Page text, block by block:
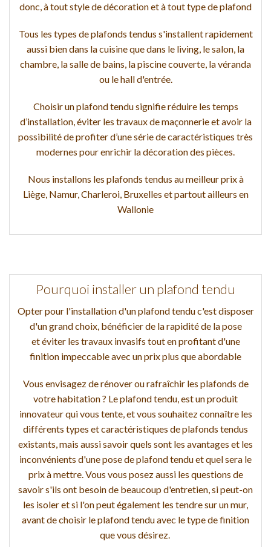
donc, à tout style de décoration et à tout type de plafond
Tous les types de plafonds tendus s'installent rapidement
aussi bien dans la cuisine que dans le living, le salon, la
chambre, la salle de bains, la piscine couverte, la véranda
ou le hall d'entrée.
Choisir un plafond tendu signifie réduire les temps
d’installation, éviter les travaux de maçonnerie et avoir la
possibilité de profiter d’une série de caractéristiques très
modernes pour enrichir la décoration des pièces.
Nous installons les plafonds tendus au meilleur prix à
Liège, Namur, Charleroi, Bruxelles et partout ailleurs en
Wallonie
Pourquoi installer un plafond tendu
Opter pour l'installation d'un plafond tendu c'est disposer
d'un grand choix, bénéficier de la rapidité de la pose
et éviter les travaux invasifs tout en profitant d'une
finition impeccable avec un prix plus que abordable
Vous envisagez de rénover ou rafraîchir les plafonds de
votre habitation ? Le plafond tendu, est un produit
innovateur qui vous tente, et vous souhaitez connaître les
différents types et caractéristiques de plafonds tendus
existants, mais aussi savoir quels sont les avantages et les
inconvénients d'une pose de plafond tendu et quel sera le
prix à mettre. Vous vous posez aussi les questions de
savoir s'ils ont besoin de beaucoup d'entretien, si peut-on
les isoler et si l'on peut également les tendre sur un mur,
avant de choisir le plafond tendu avec le type de finition
que vous désirez.